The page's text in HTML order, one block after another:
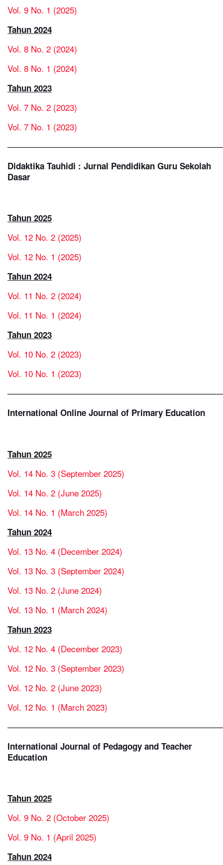
Vol. 9 No. 1 (2025)
Tahun 2024
Vol. 8 No. 2 (2024)
Vol. 8 No. 1 (2024)
Tahun 2023
Vol. 7 No. 2 (2023)
Vol. 7 No. 1 (2023)
Didaktika Tauhidi : Jurnal Pendidikan Guru Sekolah
Dasar
Tahun 2025
Vol. 12 No. 2 (2025)
Vol. 12 No. 1 (2025)
Tahun 2024
Vol. 11 No. 2 (2024)
Vol. 11 No. 1 (2024)
Tahun 2023
Vol. 10 No. 2 (2023)
Vol. 10 No. 1 (2023)
International Online Journal of Primary Education
Tahun 2025
Vol. 14 No. 3 (September 2025)
Vol. 14 No. 2 (June 2025)
Vol. 14 No. 1 (March 2025)
Tahun 2024
Vol. 13 No. 4 (December 2024)
Vol. 13 No. 3 (September 2024)
Vol. 13 No. 2 (June 2024)
Vol. 13 No. 1 (March 2024)
Tahun 2023
Vol. 12 No. 4 (December 2023)
Vol. 12 No. 3 (September 2023)
Vol. 12 No. 2 (June 2023)
Vol. 12 No. 1 (March 2023)
International Journal of Pedagogy and Teacher
Education
Tahun 2025
Vol. 9 No. 2 (October 2025)
Vol. 9 No. 1 (April 2025)
Tahun 2024